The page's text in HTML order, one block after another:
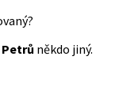
někdo jiný.